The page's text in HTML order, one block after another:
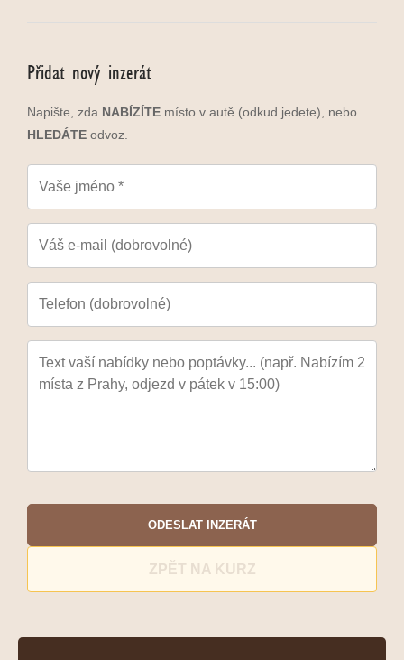
Přidat nový inzerát
Napište, zda NABÍZÍTE místo v autě (odkud jedete), nebo
HLEDÁTE odvoz.
ODESLAT INZERÁT
ZPĚT NA KURZ